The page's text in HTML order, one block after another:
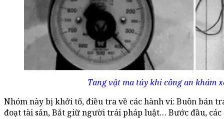
Tang vật ma túy khi công an khám
Nhóm này bị khởi tố, điều tra về các hành vi: Buôn bán
đoạt tài sản, Bắt giữ người trái pháp luật… Bước đầu,